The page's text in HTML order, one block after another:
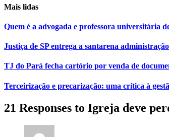
Mais lidas
Quem é a advogada e professora universitária
Justiça de SP entrega a santarena
TJ do Pará fecha cartório por venda de
Terceirização e precarização: uma crítica à
21 Responses to Igreja deve